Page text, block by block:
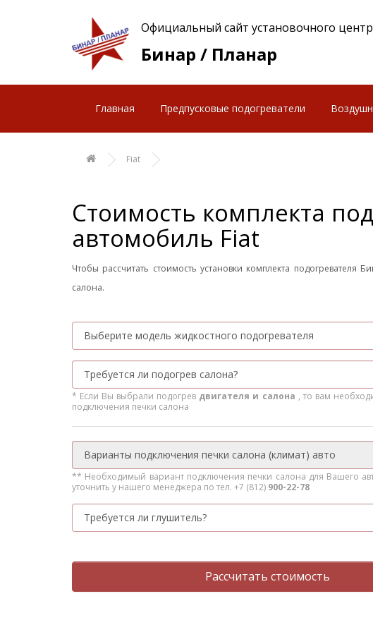
Официальный сайт установочного
Бинар / Планар
Главная Предпусковые подогреватели
Fiat
Стоимость комплекта
автомобиль Fiat
Чтобы рассчитать стоимость установки комплекта
салона.
* Если Вы выбрали подогрев двигателя и салона , то вам
подключения печки салона
** Необходимый вариант подключения печки салона для Вашего
уточнить у нашего менеджера по тел. +7 (812) 900-22-78
Рассчитать стоимость